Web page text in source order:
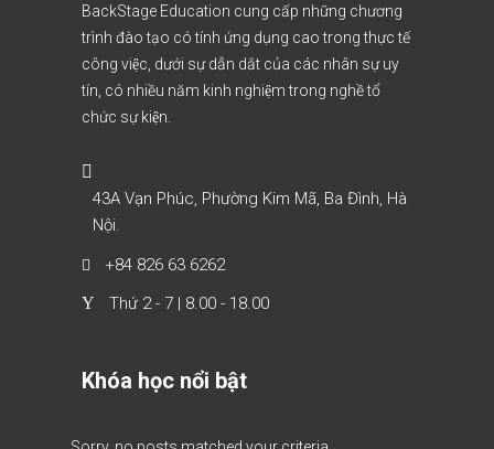
BackStage Education cung cấp những chương
trình đào tạo có tính ứng dụng cao trong thực tế
công việc, dưới sự dẫn dắt của các nhân sự uy
tín, có nhiều năm kinh nghiệm trong nghề tổ
chức sự kiện.
43A Vạn Phúc, Phường Kim Mã, Ba Đình, Hà
Nội.
+84 826 63 6262
Thứ 2 - 7 | 8.00 - 18.00
Khóa học nổi bật